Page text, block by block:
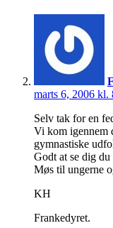
marts 6, 2006 kl.
Selv tak for en
Vi kom igennem
gymnastiske
Godt at se dig du
Møs til ungerne
KH
Frankedyret.